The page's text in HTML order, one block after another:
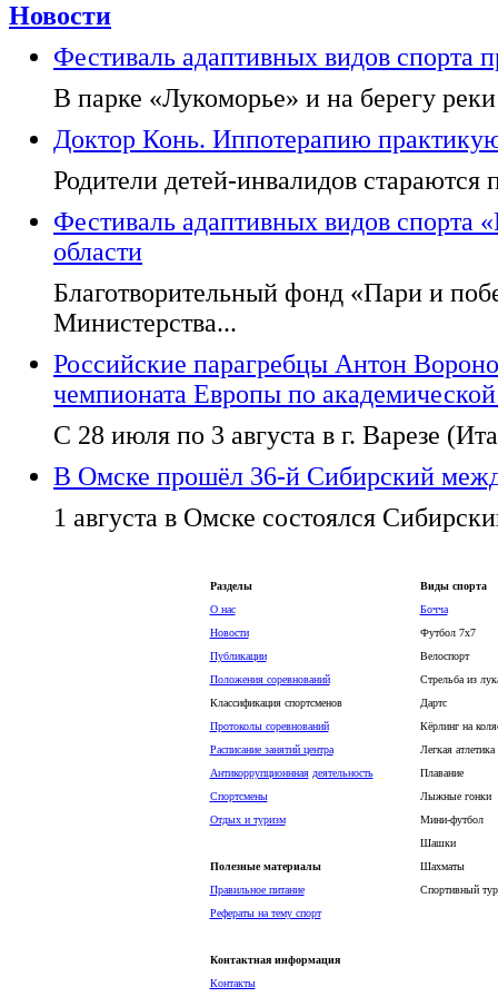
Новости
Фестиваль адаптивных видов спорта
В парке «Лукоморье» и на берегу
Доктор Конь. Иппотерапию
Родители детей-инвалидов
Фестиваль адаптивных видов
области
Благотворительный фонд «Пари и
Министерства...
Российские парагребцы Антон
чемпионата Европы по академической
С 28 июля по 3 августа в г. Варезе
В Омске прошёл 36-й Сибирский
1 августа в Омске состоялся
Разделы
О нас
Новости
Публикации
Положения соревнований
Классификация спортсменов
Протоколы соревнований
Расписание занятий центра
Антикоррупционнная деятельность
Спортсмены
Отдых и туризм
Полезные материалы
Правильное питание
Рефераты на тему спорт
Контактная информация
Контакты
Виды спорта
Бочча
Футбол 7х7
Велоспорт
Стрельба из
Дартс
Кёрлинг на
Легкая атлетика
Плавание
Лыжные гонки
Мини-футбол
Шашки
Шахматы
Спортивный